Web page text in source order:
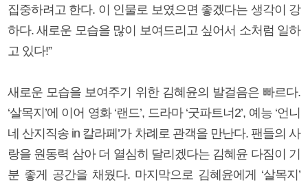
집중하려고 한다. 이 인물로 보였으면 좋겠다는 생각이 강
하다. 새로운 모습을 많이 보여드리고 싶어서 소처럼 일하
고 있다!”
새로운 모습을 보여주기 위한 김혜윤의 발걸음은 빠르다.
‘살목지’에 이어 영화 ‘랜드’, 드라마 ‘굿파트너2’, 예능 ‘언니
네 산지직송 in 칼라페’가 차례로 관객을 만난다. 팬들의 사
랑을 원동력 삼아 더 열심히 달리겠다는 김혜윤 다짐이 기
분 좋게 공간을 채웠다. 마지막으로 김혜윤에게 ‘살목지’